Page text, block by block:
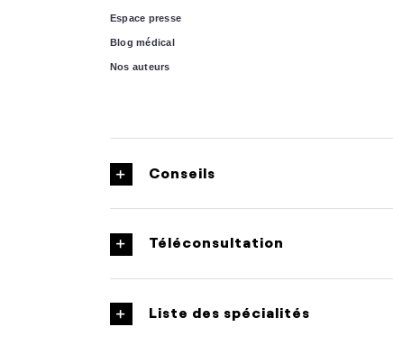
Espace presse
Blog médical
Nos auteurs
Conseils
Téléconsultation
Liste des spécialités